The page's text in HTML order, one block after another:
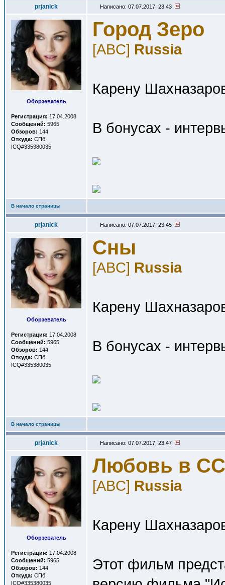
prjanick Написано: 07.07.2017, 23:43
Оборзеватель
Регистрация: 17.04.2008
Сообщений: 5965
Обзоров: 144
Откуда: СПб
ICQ#335380035
Город Зеро
[ABC] Russia
Карену
В бонусах -
В начало страницы
prjanick Написано: 07.07.2017, 23:45
Оборзеватель
Регистрация: 17.04.2008
Сообщений: 5965
Обзоров: 144
Откуда: СПб
ICQ#335380035
Сны
[ABC] Russia
Карену
В бонусах -
В начало страницы
prjanick Написано: 07.07.2017, 23:47
Оборзеватель
Регистрация: 17.04.2008
Сообщений: 5965
Обзоров: 144
Откуда: СПб
ICQ#335380035
Любовь в
[ABC] Russia
Карену
Этот фильм